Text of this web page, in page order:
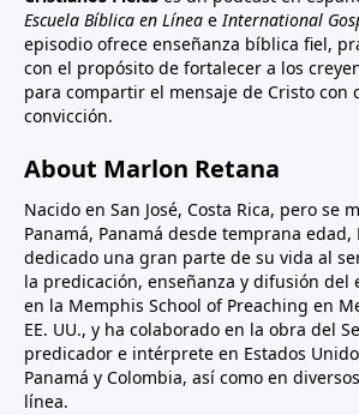
Escuela Bíblica en Línea eInternational
episodio ofrece enseñanza bíblica fiel,
con el propósito de fortalecer a los
para compartir el mensaje de Cristo con
convicción.
About Marlon Retana
Nacido en San José, Costa Rica, pero se
Panamá, Panamá desde temprana edad,
dedicado una gran parte de su vida al
la predicación, enseñanza y difusión del
en la Memphis School of Preaching en
EE. UU., y ha colaborado en la obra del
predicador e intérprete en Estados
Panamá y Colombia, así como en
línea.